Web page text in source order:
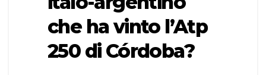
che ha vinto l’Atp
250 di Córdoba?